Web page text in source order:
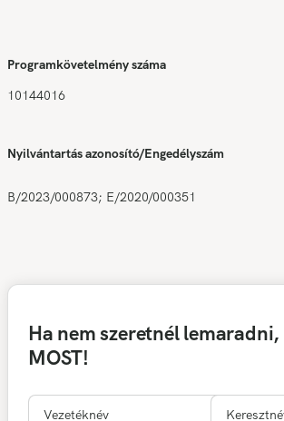
Programkövetelmény száma
10144016
Nyilvántartás azonosító/Engedélyszám
B/2023/000873; E/2020/000351
Ha nem szeretnél
MOST!